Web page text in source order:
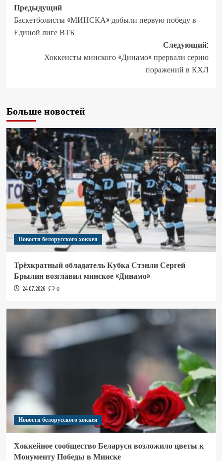
Предыдущий
Баскетболисты «МИНСКА» добыли первую победу в
Единой лиге ВТБ
Следующий:
Хоккеисты минского «Динамо» прервали серию
поражений в КХЛ
Больше новостей
Новости белорусского хоккея
Трёхкратный обладатель Кубка Стэнли Сергей
Брылин возглавил минское «Динамо»
24.07.2026 0
Новости белорусского хоккея
Хоккейное сообщество Беларуси возложило цветы к
Монументу Победы в Минске